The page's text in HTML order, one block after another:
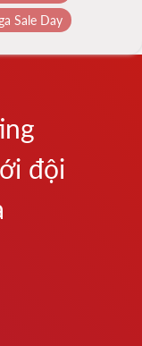
Sale Day
đội